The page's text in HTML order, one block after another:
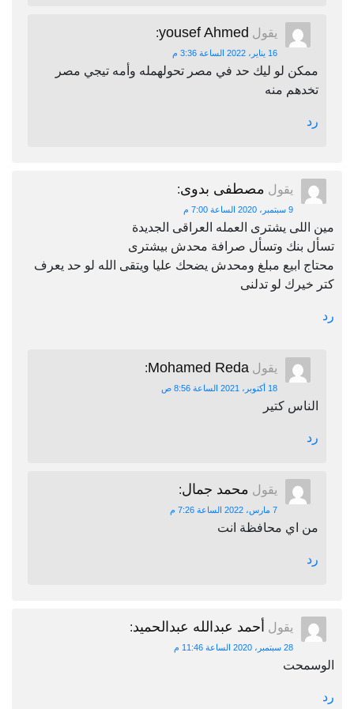
يقول yousef Ahmed
:
16 يناير، 2022 الساعة 3:36 م
ممكن لو ليك حد في مصر تحولهمله وأمه تيجي مصر
تخدهم منه
رد
يقول مصطفى بدوى:
9 سبتمبر، 2020 الساعة 7:00 م
مين اللى يشترى العمله العراقى الجديدة
تسأل بنك وتسأل صرافة محدش بيشترى
محتاج ابيع مبلغ ومحدش يضحك عليا ويتقى الله لو حد يعرف
كتر خيرك لو تدلنى
رد
يقول Mohamed Reda
:
18 أكتوبر، 2021 الساعة 8:56 ص
الناس كتير
رد
يقول محمد جمال:
7 مارس، 2022 الساعة 7:26 م
من اي محافظة انت
رد
يقول أحمد عبدالله عبدالحميد:
28 سبتمبر، 2020 الساعة 11:46 م
الوسمحت
رد